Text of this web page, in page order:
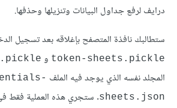
درايف لرفع جداول البيانات وتنزيلها وحذفها.
ستطالبك نافذة المتصفح بإغلاقه بعد تسجيل
token-sheets.pickle و
المجلد نفسه الذي يوجد فيه الملف
sheets.json. ستجري هذه العملية فقط في